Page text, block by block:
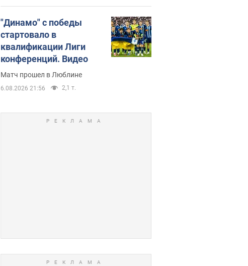
"Динамо" с победы
стартовало в
квалификации Лиги
конференций. Видео
Матч прошел в Люблине
6.08.2026 21:56 2,1 т.